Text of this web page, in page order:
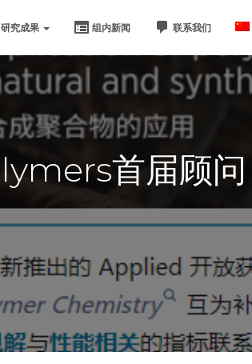
研究成果 组内新闻 联系我们
首届顾问